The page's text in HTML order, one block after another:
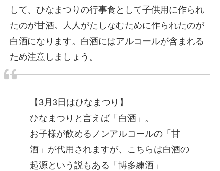
して、ひなまつりの行事食として子供用に作られ
たのが甘酒。大人がたしなむために作られたのが
白酒になります。白酒にはアルコールが含まれる
ため注意しましょう。
【3月3日はひなまつり】
ひなまつりと言えば「白酒」。
お子様が飲めるノンアルコールの「甘
酒」が代用されますが、こちらは白酒の
起源という説もある「博多練酒」